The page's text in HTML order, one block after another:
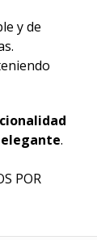
y de
.
POR